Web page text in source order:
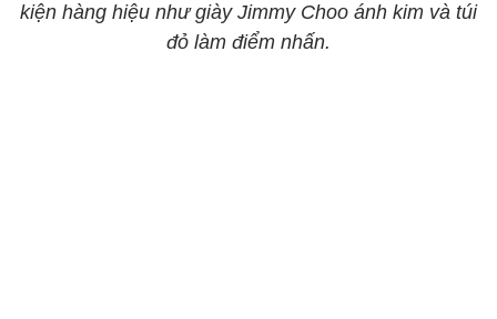
kiện hàng hiệu như giày Jimmy Choo ánh kim và túi
đỏ làm điểm nhấn.